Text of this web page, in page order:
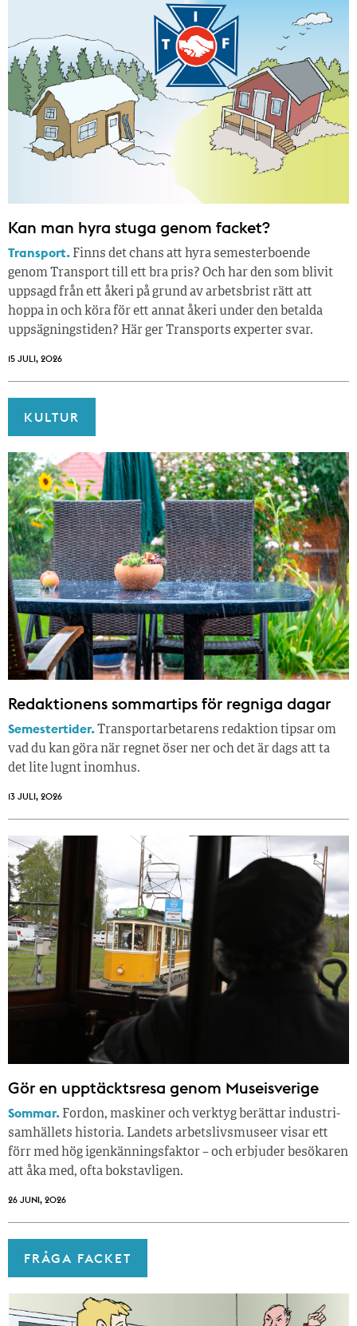
Kan man hyra stuga genom facket?
Transport. Finns det chans att hyra semesterboende
genom Transport till ett bra pris? Och har den som blivit
uppsagd från ett åkeri på grund av arbetsbrist rätt att
hoppa in och köra för ett annat åkeri under den betalda
uppsägningstiden? Här ger Transports experter svar.
15 JULI, 2026
KULTUR
Redaktionens sommar­tips för regniga dagar
Semestertider.Transportarbetarens redaktion tipsar om
vad du kan göra när regnet öser ner och det är dags att ta
det lite lugnt inomhus.
13 JULI, 2026
Gör en upptäcktsresa genom Museisverige
Sommar. Fordon, maskiner och verktyg berättar industri­
samhällets historia. Landets arbetslivsmuseer visar ett
förr med hög igenkänningsfaktor – och erbjuder besökaren
att åka med, ofta bokstavligen.
26 JUNI, 2026
FRÅGA FACKET